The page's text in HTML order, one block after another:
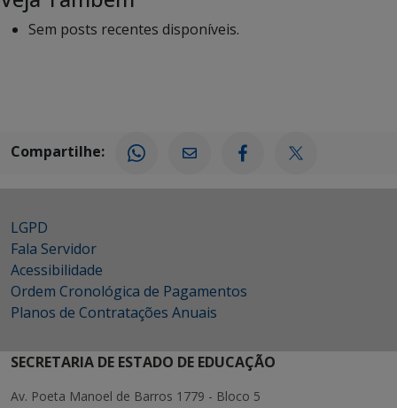
Sem posts recentes disponíveis.
Compartilhe:
LGPD
Fala Servidor
Acessibilidade
Ordem Cronológica de Pagamentos
Planos de Contratações Anuais
SECRETARIA DE ESTADO DE EDUCAÇÃO
Av. Poeta Manoel de Barros 1779 - Bloco 5